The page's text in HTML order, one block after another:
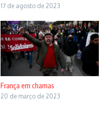
17 de agosto de 2023
França em chamas
20 de março de 2023